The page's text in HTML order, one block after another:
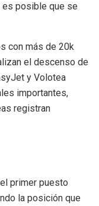
posible que se
con más de 20k
el descenso de
y Volotea
importantes,
registran
primer puesto
la posición que